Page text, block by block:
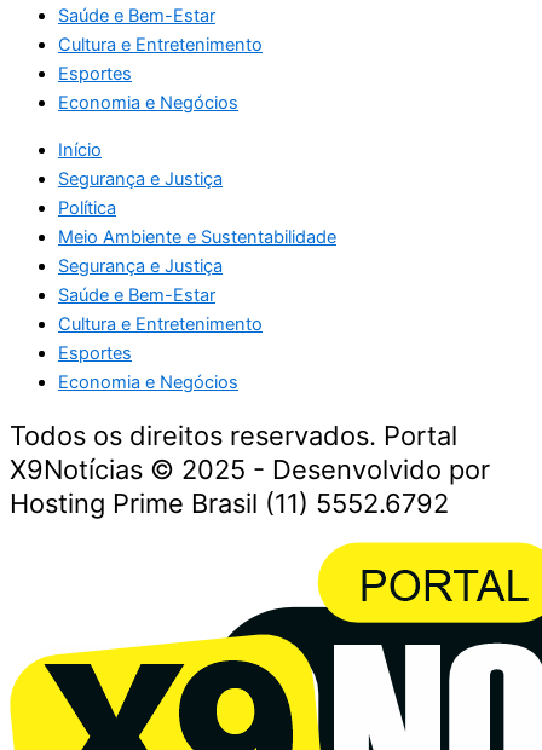
Saúde e Bem-Estar
Cultura e Entretenimento
Esportes
Economia e Negócios
Início
Segurança e Justiça
Política
Meio Ambiente e Sustentabilidade
Segurança e Justiça
Saúde e Bem-Estar
Cultura e Entretenimento
Esportes
Economia e Negócios
Todos os direitos reservados. Portal
X9Notícias © 2025 - Desenvolvido por
Hosting Prime Brasil (11) 5552.6792